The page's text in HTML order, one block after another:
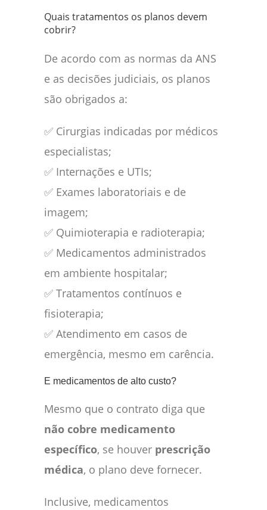
Quais tratamentos os planos devem
cobrir?
De acordo com as normas da ANS
e as decisões judiciais, os planos
são obrigados a:
✅ Cirurgias indicadas por médicos
especialistas;
✅ Internações e UTIs;
✅ Exames laboratoriais e de
imagem;
✅ Quimioterapia e radioterapia;
✅ Medicamentos administrados
em ambiente hospitalar;
✅ Tratamentos contínuos e
fisioterapia;
✅ Atendimento em casos de
emergência, mesmo em carência.
E medicamentos de alto custo?
Mesmo que o contrato diga que
não cobre medicamento
específico, se houver prescrição
médica, o plano deve fornecer.
Inclusive, medicamentos